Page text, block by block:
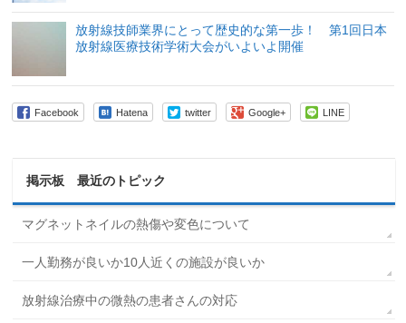
放射線技師業界にとって歴史的な第一歩！ 第1回日本
放射線医療技術学術大会がいよいよ開催
Facebook Hatena twitter Google+ LINE
掲示板 最近のトピック
マグネットネイルの熱傷や変色について
一人勤務が良いか10人近くの施設が良いか
放射線治療中の微熱の患者さんの対応